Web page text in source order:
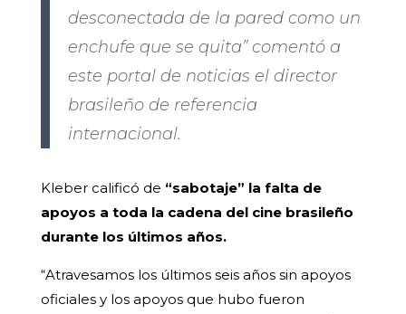
desconectada de la pared como un
enchufe que se quita” comentó a
este portal de noticias el director
brasileño de referencia
internacional.
Kleber calificó de “sabotaje” la falta de
apoyos a toda la cadena del cine brasileño
durante los últimos años.
“Atravesamos los últimos seis años sin apoyos
oficiales y los apoyos que hubo fueron